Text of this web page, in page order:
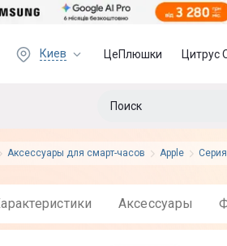
Киев ЦеПлюшки Цитрус
Аксессуары для смарт-часов Apple
Характеристики Аксессуары